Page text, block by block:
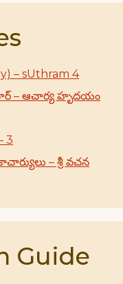
– sUthram 4
– ఆచార్య హృదయం
3
– శ్రీ వచన
Guide